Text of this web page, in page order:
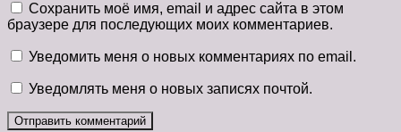
Сохранить моё имя, email и адрес сайта в этом
браузере для последующих моих комментариев.
Уведомить меня о новых комментариях по email.
Уведомлять меня о новых записях почтой.